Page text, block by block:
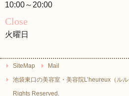
10:00～20:00
Close
火曜日
SiteMap
Mail
池袋東口の美容室・美容院L’heureux（ル
Rights Reserved.